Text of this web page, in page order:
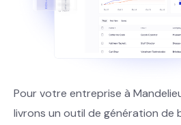
Pour votre entreprise à
livrons un outil de génération de